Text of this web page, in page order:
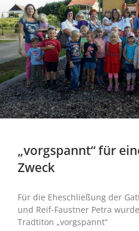
„vorgspannt“ für
Zweck
Für die Eheschließung der
und Reif-Faustner Petra
Tradtiton „vorgspannt“